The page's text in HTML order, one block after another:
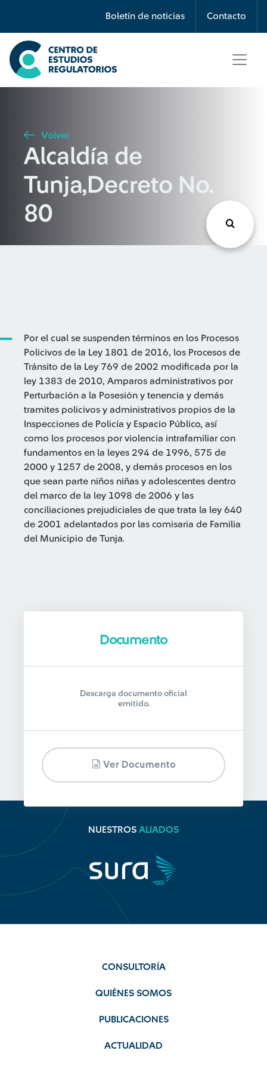
Boletín de noticias Contacto
Búsqueda
Seleccione país
Buscar
Volver
Alcaldía de
Tunja,Decreto No.
80
Por el cual se suspenden términos en los Procesos
Policivos de la Ley 1801 de 2016, los Procesos de
Tránsito de la Ley 769 de 2002 modificada por la
ley 1383 de 2010, Amparos administrativos por
Perturbación a la Posesión y tenencia y demás
tramites policivos y administrativos propios de la
Inspecciones de Policía y Espacio Público, así
como los procesos por violencia intrafamiliar con
fundamentos en la leyes 294 de 1996, 575 de
2000 y 1257 de 2008, y demás procesos en los
que sean parte niños niñas y adolescentes dentro
del marco de la ley 1098 de 2006 y las
conciliaciones prejudiciales de que trata la ley 640
de 2001 adelantados por las comisaria de Familia
del Municipio de Tunja.
Documento
Descarga documento oficial
emitido.
Ver Documento
NUESTROS ALIADOS
CONSULTORÍA
QUIÉNES SOMOS
PUBLICACIONES
ACTUALIDAD